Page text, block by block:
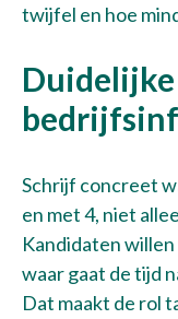
twijfel en hoe
Schrijf concreet
en met 4, niet
Kandidaten
waar gaat de tijd
Dat maakt de rol